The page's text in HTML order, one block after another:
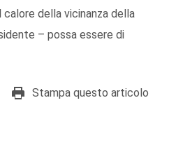
calore della vicinanza della
– possa essere di
Stampa questo articolo